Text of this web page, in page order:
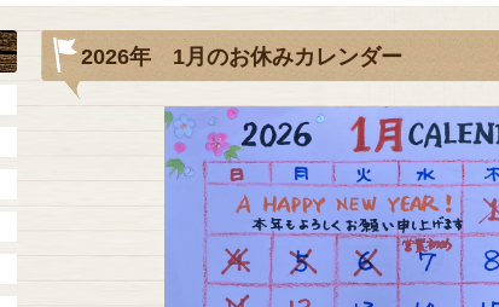
2026年 1月のお休みカレンダー